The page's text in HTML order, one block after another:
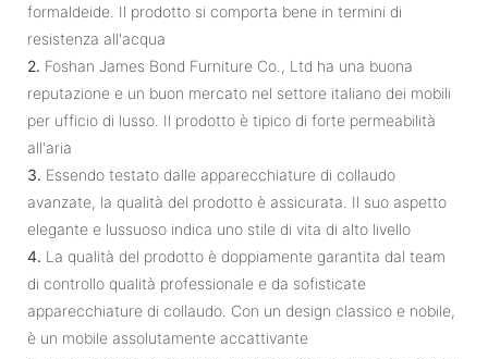
formaldeide. Il prodotto si comporta bene in termini di
resistenza all'acqua
2. Foshan James Bond Furniture Co., Ltd ha una buona
reputazione e un buon mercato nel settore italiano dei mobili
per ufficio di lusso. Il prodotto è tipico di forte permeabilità
all'aria
3. Essendo testato dalle apparecchiature di collaudo
avanzate, la qualità del prodotto è assicurata. Il suo aspetto
elegante e lussuoso indica uno stile di vita di alto livello
4. La qualità del prodotto è doppiamente garantita dal team
di controllo qualità professionale e da sofisticate
apparecchiature di collaudo. Con un design classico e nobile,
è un mobile assolutamente accattivante